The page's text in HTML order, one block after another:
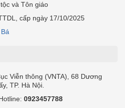
và Tôn giáo
cấp ngày 17/10/2025
Viễn thông (VNTA), 68 Dương
TP. Hà Nội.
0923457788